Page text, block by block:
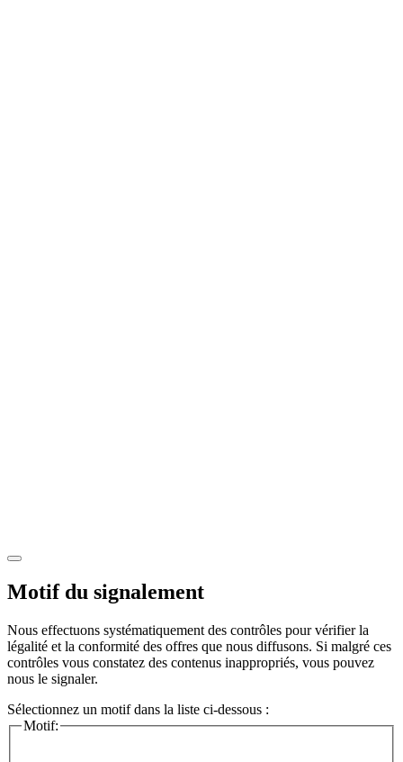
Motif du signalement
Nous effectuons systématiquement des contrôles pour vérifier la
légalité et la conformité des offres que nous diffusons. Si malgré ces
contrôles vous constatez des contenus inappropriés, vous pouvez
nous le signaler.
Sélectionnez un motif dans la liste ci-dessous :
Motif: